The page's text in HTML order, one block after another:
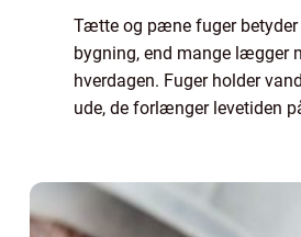
Tætte og pæne fuger betyder
bygning, end mange lægger
hverdagen. Fuger holder
ude, de forlænger levetiden
fugef...